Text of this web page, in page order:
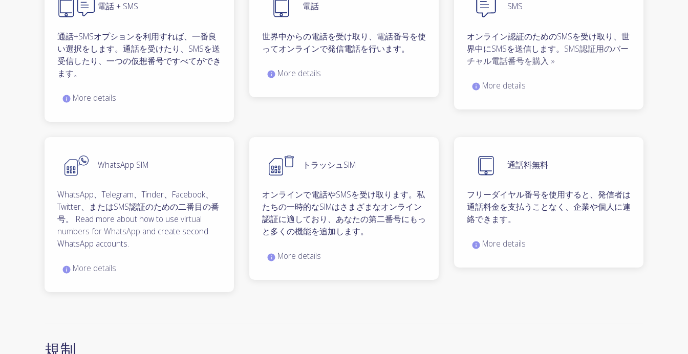
電話 + SMS
通話+SMSオプションを利用すれば、一番良
い選択をします。通話を受けたり、SMSを送
受信したり、一つの仮想番号ですべてができ
ます。
More details
電話
世界中からの電話を受け取り、電話番号を使
ってオンラインで発信電話を行います。
More details
SMS
オンライン認証のためのSMSを受け取り、世
界中にSMSを送信します。 SMS認証用のバー
チャル電話番号を購入 »
More details
WhatsApp SIM
WhatsApp、Telegram、Tinder、Facebook、
Twitter、またはSMS認証のための二番目の番
号。 Read more about how to use virtual
numbers for WhatsApp and create second
WhatsApp accounts.
More details
トラッシュSIM
オンラインで電話やSMSを受け取ります。私
たちの一時的なSIMはさまざまなオンライン
認証に適しており、あなたの第二番号にもっ
と多くの機能を追加します。
More details
通話料無料
フリーダイヤル番号を使用すると、発信者は
通話料金を支払うことなく、企業や個人に連
絡できます。
More details
規制